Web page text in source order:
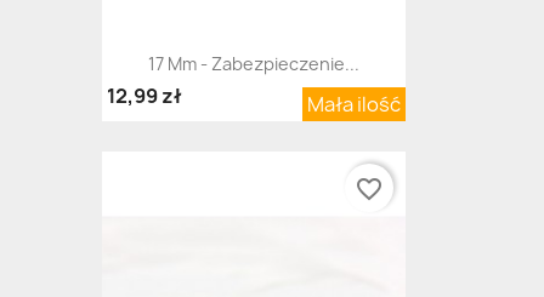
17 Mm - Zabezpieczenie...
Mała ilość
12,99 zł
favorite_border